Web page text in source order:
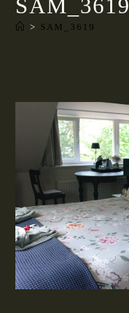
SAM_3619
> SAM_3619